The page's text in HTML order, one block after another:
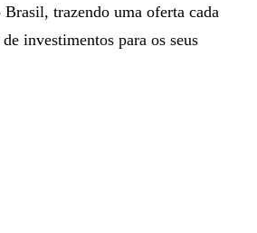
Brasil, trazendo uma oferta cada
investimentos para os seus